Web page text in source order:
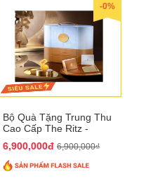
-0%
Bộ Quà Tặng Trung Thu
Cao Cấp The Ritz -
6,900,000đ 6,900,000₫